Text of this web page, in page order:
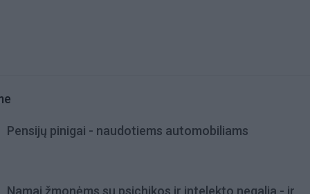
Pensijų pinigai - naudotiems automobiliams